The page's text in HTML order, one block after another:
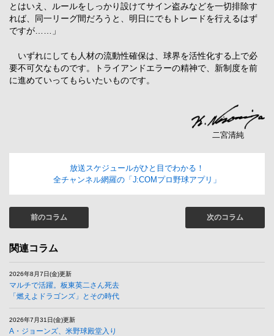
とはいえ、ルールをしっかり設けてサイン盗みなどを一切排除す
れば、同一リーグ間だろうと、明日にでもトレードを行えるはず
ですが……」
いずれにしても人材の流動性確保は、球界を活性化する上で必
要不可欠なものです。トライアンドエラーの精神で、新制度を前
に進めていってもらいたいものです。
二宮清純
放送スケジュールがひと目でわかる！
全チャンネル網羅の「J:COMプロ野球アプリ」
前のコラム 次のコラム
関連コラム
2026年8月7日(金)更新
マルチで活躍。板東英二さん死去
「燃えよドラゴンズ」とその時代
2026年7月31日(金)更新
A・ジョーンズ、米野球殿堂入り